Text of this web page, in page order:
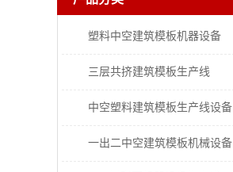
塑料中空建筑模板机器设备
三层共挤建筑模板生产线
中空塑料建筑模板生产线设备
一出二中空建筑模板机械设备